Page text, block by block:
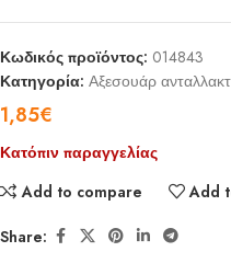
Κωδικός προϊόντος: 014843
Κατηγορία: Αξεσουάρ
1,85€
Κατόπιν παραγγελίας
Add to compare
Add
Share: